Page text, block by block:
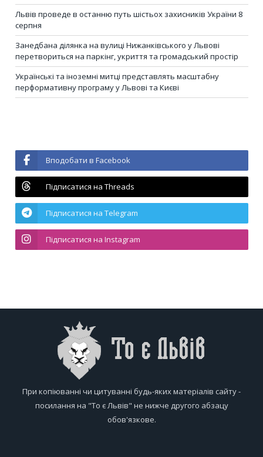
Львів проведе в останню путь шістьох захисників України 8
серпня
Занедбана ділянка на вулиці Нижанківського у Львові
перетвориться на паркінг, укриття та громадський простір
Українські та іноземні митці представлять масштабну
перформативну програму у Львові та Києві
Вподобати в Facebook
Підписатися на Threads
Підписатися на Telegram
Підписатися на Instagram
При копіюванні чи цитуванні будь-яких матеріалів сайту -
посилання на "То є Львів" не нижче другого абзацу
обов'язкове.